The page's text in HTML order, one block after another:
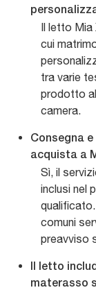
Il letto Mia
cui
tra varie
prodotto
camera.
Consegna
acquista a
Sì, il
inclusi nel
comuni
preavviso
Il letto
materasso